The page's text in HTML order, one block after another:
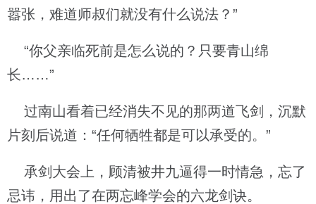
嚣张，难道师叔们就没有什么说法？”
“你父亲临死前是怎么说的？只要青山绵
长……”
过南山看着已经消失不见的那两道飞剑，沉默
片刻后说道：“任何牺牲都是可以承受的。”
承剑大会上，顾清被井九逼得一时情急，忘了
忌讳，用出了在两忘峰学会的六龙剑诀。